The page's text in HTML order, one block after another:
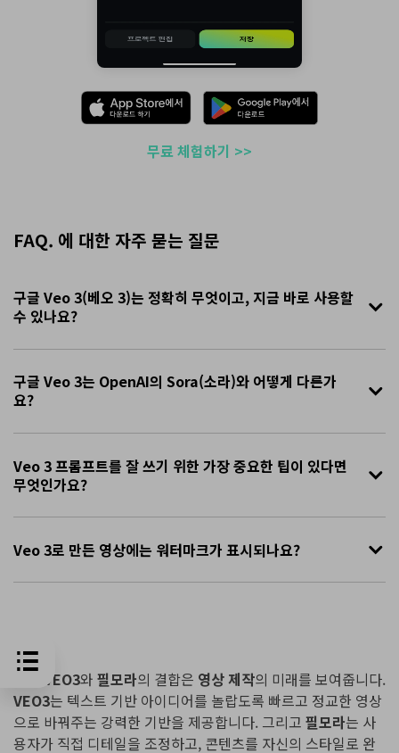
무료 체험하기 >>
FAQ. 에 대한 자주 묻는 질문
구글 Veo 3(베오 3)는 정확히 무엇이고, 지금 바로 사용할
수 있나요?
구글 Veo 3는 OpenAI의 Sora(소라)와 어떻게 다른가
요?
Veo 3 프롬프트를 잘 쓰기 위한 가장 중요한 팁이 있다면
무엇인가요?
Veo 3로 만든 영상에는 워터마크가 표시되나요?
구글 VEO3와 필모라의 결합은 영상 제작의 미래를 보여줍니다.
VEO3는 텍스트 기반 아이디어를 놀랍도록 빠르고 정교한 영상
으로 바꿔주는 강력한 기반을 제공합니다. 그리고 필모라는 사
용자가 직접 디테일을 조정하고, 콘텐츠를 자신의 스타일로 완